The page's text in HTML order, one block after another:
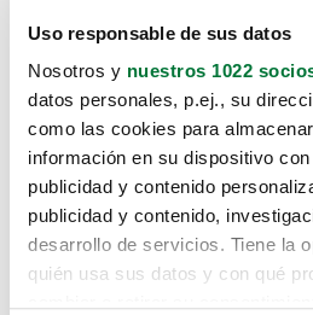
Uso responsable de sus datos
Nosotros y nuestros 1022
datos personales, p.ej., su
como las cookies para
información en su dispositivo
publicidad y contenido
publicidad y contenido,
desarrollo de servicios. Tiene la
quién usa sus datos y con qué
Lo sentimos, no
te hemos traido
Pero puedes encontrar el
buscando en alguno de estos